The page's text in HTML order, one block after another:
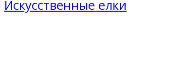
Искусственные елки